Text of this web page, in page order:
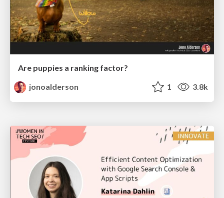
Are puppies a ranking factor?
jonoalderson
1 3.8k